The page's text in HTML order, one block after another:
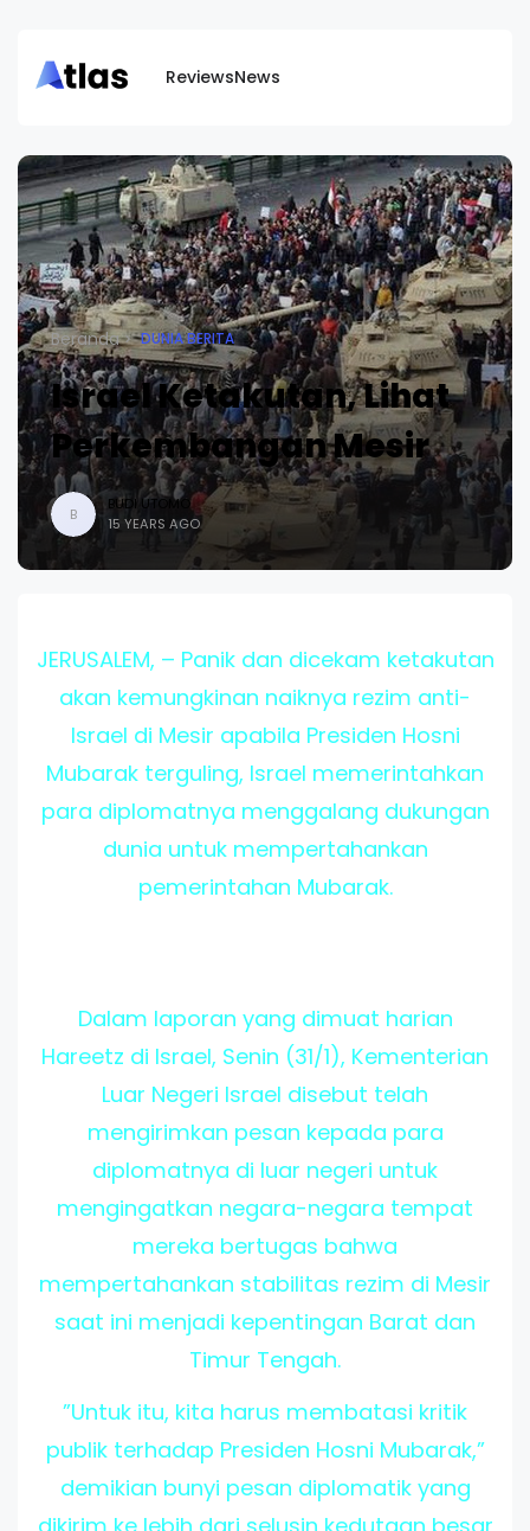
ReviewsNews
Beranda DUNIA BERITA
Israel Ketakutan, Lihat
Perkembangan Mesir
B
BUDI UTOMO
15 YEARS AGO
JERUSALEM, – Panik dan dicekam ketakutan
akan kemungkinan naiknya rezim anti-
Israel di Mesir apabila Presiden Hosni
Mubarak terguling, Israel memerintahkan
para diplomatnya menggalang dukungan
dunia untuk mempertahankan
pemerintahan Mubarak.
Dalam laporan yang dimuat harian
Hareetz di Israel, Senin (31/1), Kementerian
Luar Negeri Israel disebut telah
mengirimkan pesan kepada para
diplomatnya di luar negeri untuk
mengingatkan negara-negara tempat
mereka bertugas bahwa
mempertahankan stabilitas rezim di Mesir
saat ini menjadi kepentingan Barat dan
Timur Tengah.
”Untuk itu, kita harus membatasi kritik
publik terhadap Presiden Hosni Mubarak,”
demikian bunyi pesan diplomatik yang